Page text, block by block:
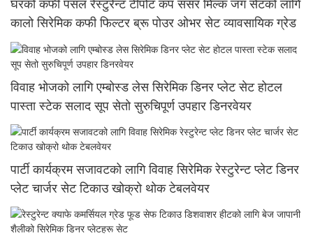
घरको कफी पसल रेस्टुरेन्ट टीपोट कप ससर मिल्क जग सेटको लागि
कालो सिरेमिक कफी फिल्टर ब्रू पोउर ओभर सेट व्यावसायिक ग्रेड
विवाह भोजको लागि एम्बोस्ड लेस सिरेमिक डिनर प्लेट सेट होटल
पास्ता स्टेक सलाद सूप सेतो सुरुचिपूर्ण उपहार डिनरवेयर
पार्टी कार्यक्रम सजावटको लागि विवाह सिरेमिक रेस्टुरेन्ट प्लेट डिनर
प्लेट चार्जर सेट टिकाउ खोक्रो थोक टेबलवेयर